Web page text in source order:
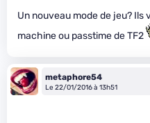
Un nouveau mode de jeu?
machine ou passtime de TF2
metaphore54
Le 22/01/2016 à 13h51